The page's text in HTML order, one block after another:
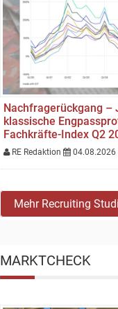
Nachfragerückgang –
klassische
Fachkräfte-Index Q2
RE Redaktion 04.08.2026
Mehr Recruiting
MARKTCHECK